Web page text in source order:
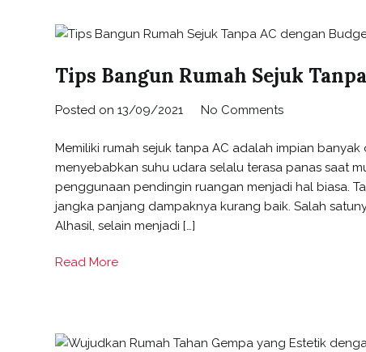
Tips Bangun Rumah Sejuk
Posted on 13/09/2021 No Comments
Memiliki rumah sejuk tanpa AC adalah impian
menyebabkan suhu udara selalu terasa panas saat
penggunaan pendingin ruangan menjadi hal biasa.
jangka panjang dampaknya kurang baik. Salah
Alhasil, selain menjadi […]
Read More